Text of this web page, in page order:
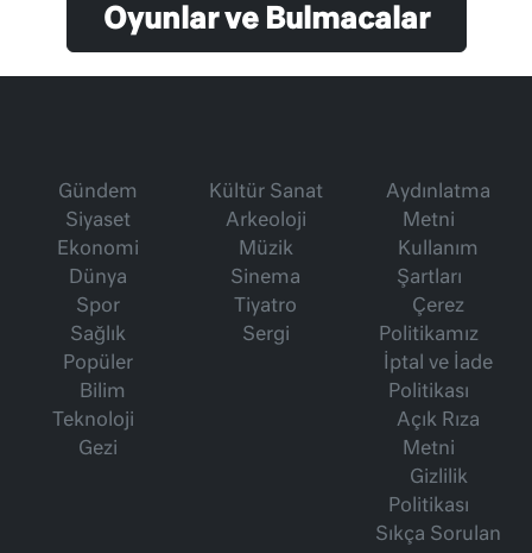
Oyunlar ve Bulmacalar
Gündem
Siyaset
Ekonomi
Dünya
Spor
Sağlık
Popüler
Bilim
Teknoloji
Gezi
Kültür Sanat
Arkeoloji
Müzik
Sinema
Tiyatro
Sergi
Aydınlatma
Metni
Kullanım
Şartları
Çerez
Politikamız
İptal ve İade
Politikası
Açık Rıza
Metni
Gizlilik
Politikası
Sıkça Sorulan